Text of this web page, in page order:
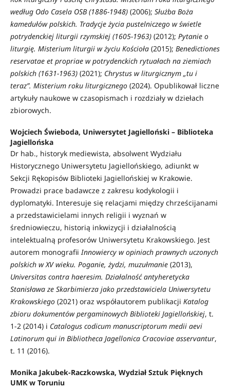
według Odo Casela OSB (1886-1948) (2006); Służba Boża
kamedułów polskich. Tradycje życia pustelniczego w świetle
potrydenckiej liturgii rzymskiej (1605-1963)(2012); Pytanie o
liturgię. Misterium liturgii w życiu Kościoła(2015); Benedictiones
reservatae et propriae w potrydenckich rytuałach na ziemiach
polskich (1631-1963)(2021); Chrystus w liturgicznym „tu i
teraz”. Misterium roku liturgicznego (2024). Opublikował liczne
artykuły naukowe w czasopismach i rozdziały w dziełach
zbiorowych.
Wojciech Świeboda, Uniwersytet Jagielloński – Biblioteka
Jagiellońska
Dr hab., historyk mediewista, absolwent Wydziału
Historycznego Uniwersytetu Jagiellońskiego, adiunkt w
Sekcji Rękopisów Biblioteki Jagiellońskiej w Krakowie.
Prowadzi prace badawcze z zakresu kodykologii i
dyplomatyki. Interesuje się relacjami między chrześcijanami
a przedstawicielami innych religii i wyznań w
średniowieczu, historią inkwizycji i działalnością
intelektualną profesorów Uniwersytetu Krakowskiego. Jest
autorem monografiiInnowiercy w opiniach prawnych uczonych
polskich w XV wieku. Poganie, żydzi, muzułmanie(2013),
Universitas contra haeresim. Działalność antyheretycka
Stanisława ze Skarbimierza jako przedstawiciela Uniwersytetu
Krakowskiego(2021) oraz współautorem publikacji Katalog
zbioru dokumentów pergaminowych Biblioteki Jagiellońskiej, t.
1-2 (2014) i Catalogus codicum manuscriptorum medii aevi
Latinorum qui in Bibliotheca Jagellonica Cracoviae asservantur,
t. 11 (2016).
Monika Jakubek-Raczkowska, Wydział Sztuk Pięknych
UMK w Toruniu